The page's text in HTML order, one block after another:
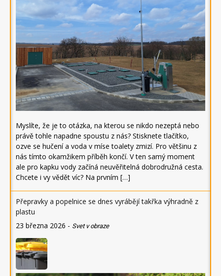
Myslíte, že je to otázka, na kterou se nikdo nezeptá nebo
právě tohle napadne spoustu z nás? Stisknete tlačítko,
ozve se hučení a voda v míse toalety zmizí. Pro většinu z
nás tímto okamžikem příběh končí. V ten samý moment
ale pro kapku vody začíná neuvěřitelná dobrodružná cesta.
Chcete i vy vědět víc? Na prvním […]
Přepravky a popelnice se dnes vyrábějí takřka výhradně z
plastu
23 března 2026 - Svet v obraze